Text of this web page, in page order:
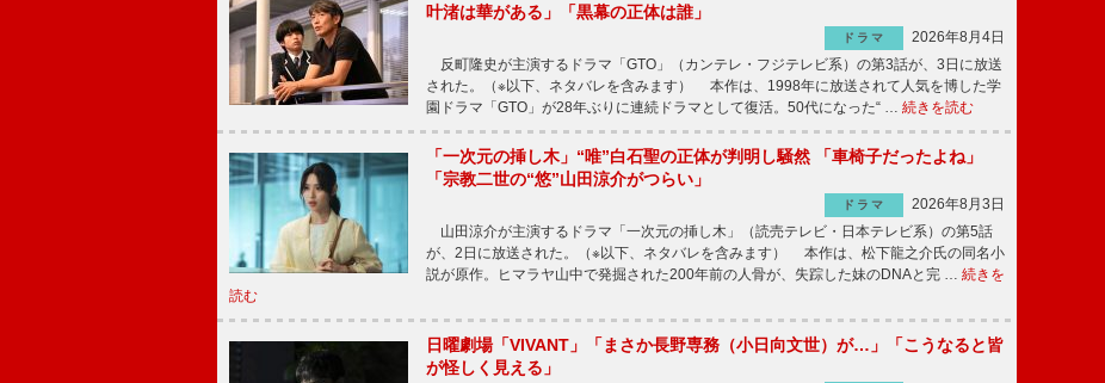
叶渚は華がある」「黒幕の正体は誰」
ドラマ
2026年8月4日
反町隆史が主演するドラマ「GTO」（カンテレ・フジテレビ系）の第3話が、3日に放送
された。（※以下、ネタバレを含みます） 本作は、1998年に放送されて人気を博した学
園ドラマ「GTO」が28年ぶりに連続ドラマとして復活。50代になった“ … 続きを読む
「一次元の挿し木」“唯”白石聖の正体が判明し騒然 「車椅子だったよね」
「宗教二世の“悠”山田涼介がつらい」
ドラマ
2026年8月3日
山田涼介が主演するドラマ「一次元の挿し木」（読売テレビ・日本テレビ系）の第5話
が、2日に放送された。（※以下、ネタバレを含みます） 本作は、松下龍之介氏の同名小
説が原作。ヒマラヤ山中で発掘された200年前の人骨が、失踪した妹のDNAと完 … 続きを
読む
日曜劇場「VIVANT」「まさか長野専務（小日向文世）が…」「こうなると皆
が怪しく見える」